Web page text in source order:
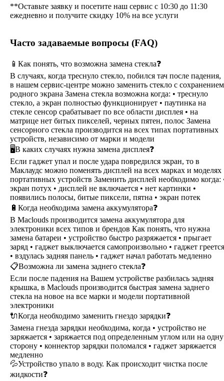
**Оставьте заявку и посетите наш сервис с 10:30 до 11:30
ежедневно и получите скидку 10% на все услуги
Часто задаваемые вопросы (FAQ)
📱Как понять, что возможна замена стекла❓
В случаях, когда треснуло стекло, побился тач после падения,
в нашем сервис-центре можно заменить стекло с сохранением
родного экрана Замена стекла возможна когда: • треснуло
стекло, а экран полностью функционирует • паутинка на
стекле сенсор срабатывает по все области дисплея • на
матрице нет битых пикселей, черных пятен, полос Замена
сенсорного стекла производится на всех типах портативных
устройств, независимо от марки и модели
🖥В каких случаях нужна замена дисплея❓
Если гаджет упал и после удара повредился экран, то в
Маклаудс можно поменять дисплей на всех марках и моделях
портативных устройств Заменить дисплей необходимо когда:
экран потух • дисплей не включается • нет картинки •
появились полосы, битые пиксели, пятна • экран потек
🔋Когда необходима замена аккумулятора❓
В Maclouds производится замена аккумулятора для
электроники всех типов и брендов Как понять, что нужна
замена батареи • устройство быстро разряжается • прыгает
заряд • гаджет выключается самопроизвольно • гаджет греется
• вздулась задняя панель • гаджет начал работать медленно
📋Возможна ли замена заднего стекла❓
Если после падения на Вашем устройстве разбилась задняя
крышка, в Maclouds производится быстрая замена заднего
стекла на новое на все марки и модели портативной
электроники
🔌Когда необходимо заменить гнездо зарядки❓
Замена гнезда зарядки необходима, когда • устройство не
заряжается • заряжается под определенным углом или на одну
сторону • коннектор зарядки поломался • гаджет заряжается
медленно
💦Устройство упало в воду. Как происходит чистка после
жидкости❓